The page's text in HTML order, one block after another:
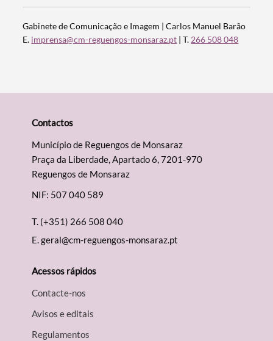
Gabinete de Comunicação e Imagem | Carlos Manuel Barão
E. imprensa@cm-reguengos-monsaraz.pt | T. 266 508 048
Contactos
Município de Reguengos de Monsaraz
Praça da Liberdade, Apartado 6, 7201-970
Reguengos de Monsaraz
NIF: 507 040 589
T. (+351) 266 508 040
E.geral@cm-reguengos-monsaraz.pt
Acessos rápidos
Contacte-nos
Avisos e editais
Regulamentos